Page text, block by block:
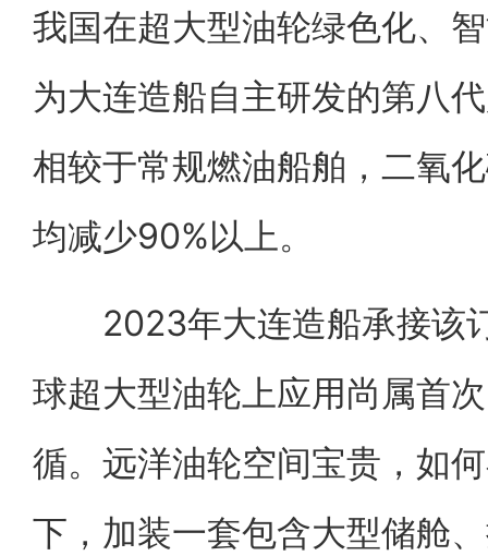
我国在超大型油轮绿色化、
为大连造船自主研发的第八
相较于常规燃油船舶，二氧
均减少90%以上。
2023年大连造船承接该
球超大型油轮上应用尚属首
循。远洋油轮空间宝贵，如
下，加装一套包含大型储舱